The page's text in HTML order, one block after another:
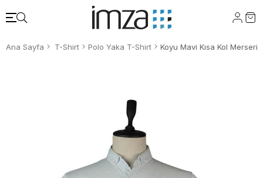
Ana Sayfa T-Shirt Polo Yaka T-Shirt